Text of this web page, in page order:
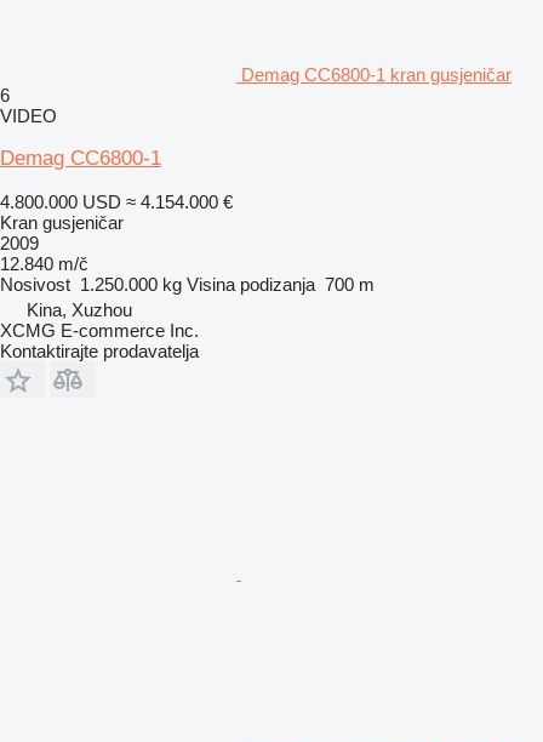
Demag CC6800-1 kran gusjeničar
6
VIDEO
Demag CC6800-1
4.800.000 USD ≈ 4.154.000 €
Kran gusjeničar
2009
12.840 m/č
Nosivost 1.250.000 kg Visina podizanja 700 m
Kina, Xuzhou
XCMG E-commerce Inc.
Kontaktirajte prodavatelja